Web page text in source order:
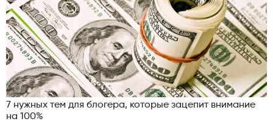
7 нужных тем для блогера, которые зацепит внимание
на 100%